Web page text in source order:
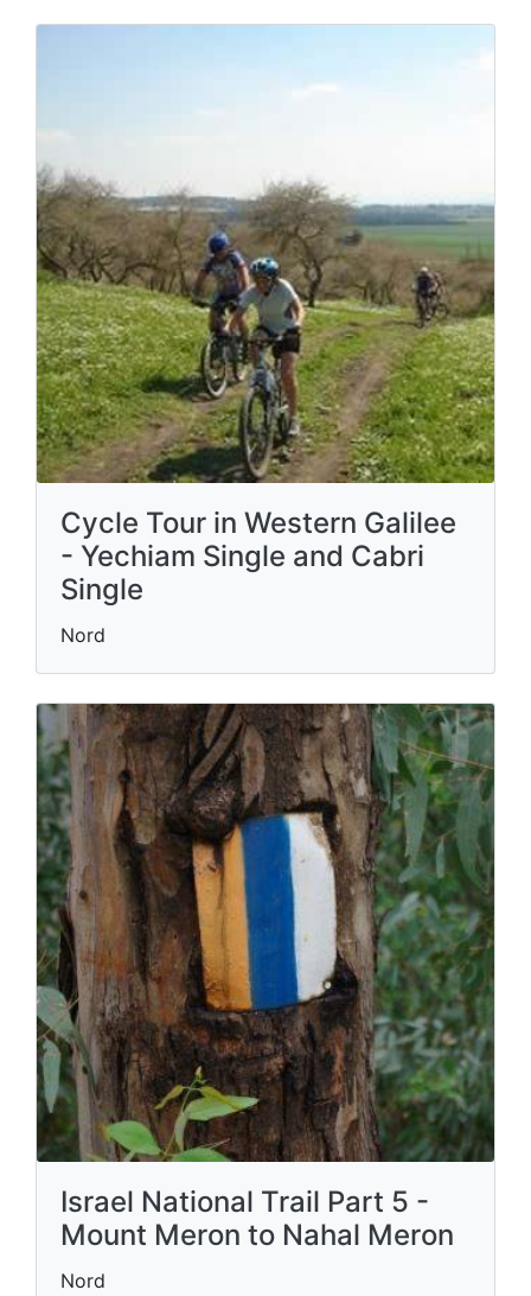
Cycle Tour in Western Galilee
- Yechiam Single and Cabri
Single
Nord
Israel National Trail Part 5 -
Mount Meron to Nahal Meron
Nord